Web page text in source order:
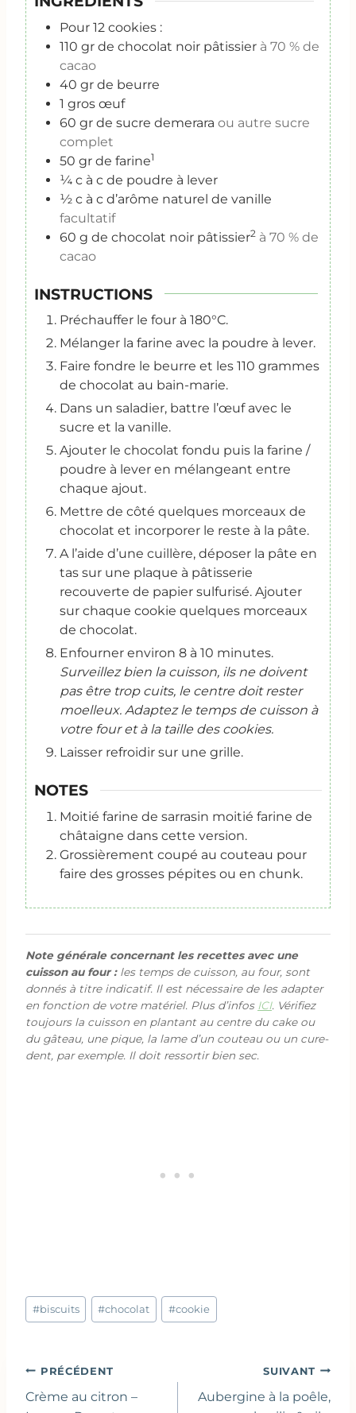
Pour 12 cookies :
110 gr de chocolat noir pâtissier à 70 % de
cacao
40 gr de beurre
1 gros œuf
60 gr de sucre demerara ou autre sucre
complet
50 gr de farine1
¼ c à c de poudre à lever
½ c à c d’arôme naturel de vanille
facultatif
60 g de chocolat noir pâtissier2 à 70 % de
cacao
INSTRUCTIONS
Préchauffer le four à 180°C.
Mélanger la farine avec la poudre à lever.
Faire fondre le beurre et les 110 grammes
de chocolat au bain-marie.
Dans un saladier, battre l’œuf avec le
sucre et la vanille.
Ajouter le chocolat fondu puis la farine /
poudre à lever en mélangeant entre
chaque ajout.
Mettre de côté quelques morceaux de
chocolat et incorporer le reste à la pâte.
A l’aide d’une cuillère, déposer la pâte en
tas sur une plaque à pâtisserie
recouverte de papier sulfurisé. Ajouter
sur chaque cookie quelques morceaux
de chocolat.
Enfourner environ 8 à 10 minutes.
Surveillez bien la cuisson, ils ne doivent
pas être trop cuits, le centre doit rester
moelleux. Adaptez le temps de cuisson à
votre four et à la taille des cookies.
Laisser refroidir sur une grille.
NOTES
Moitié farine de sarrasin moitié farine de
châtaigne dans cette version.
Grossièrement coupé au couteau pour
faire des grosses pépites ou en chunk.
Note générale concernant les recettes avec une
cuisson au four :les temps de cuisson, au four, sont
donnés à titre indicatif. Il est nécessaire de les adapter
en fonction de votre matériel. Plus d’infos ICI. Vérifiez
toujours la cuisson en plantant au centre du cake ou
du gâteau, une pique, la lame d’un couteau ou un cure-
dent, par exemple. Il doit ressortir bien sec.
Étiquettes
de
#biscuits #chocolat #cookie
Navigation
de
PRÉCÉDENT
Crème au citron –
SUIVANT
Aubergine à la poêle,